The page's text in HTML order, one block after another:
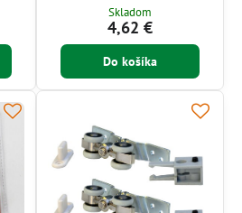
Skladom
4,62 €
Do košíka